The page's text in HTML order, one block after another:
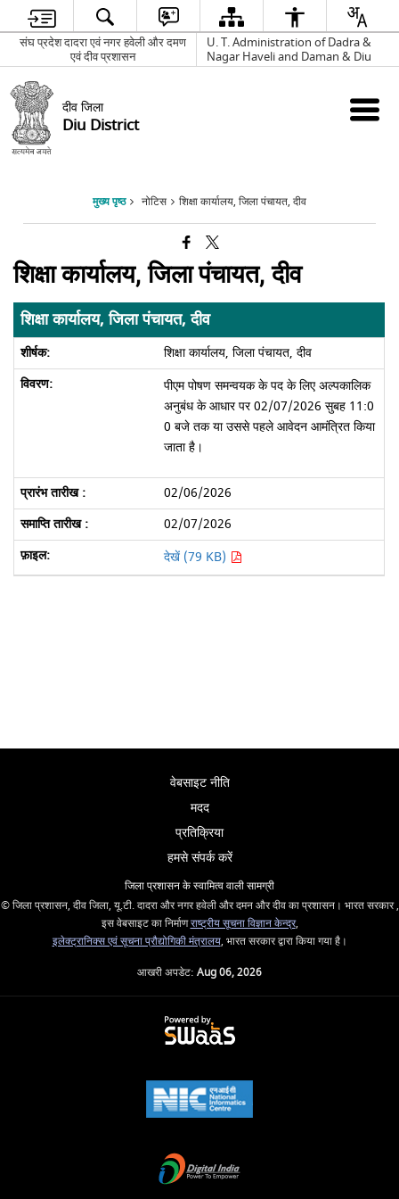
संघ प्रदेश दादरा एवं नगर हवेली और दमण
एवं दीव प्रशासन
U. T. Administration of Dadra &
Nagar Haveli and Daman & Diu
दीव जिला
Diu District
मुख्य पृष्ठ नोटिस शिक्षा कार्यालय, जिला पंचायत, दीव
शिक्षा कार्यालय, जिला पंचायत, दीव
शिक्षा कार्यालय, जिला पंचायत, दीव
शिक्षा कार्यालय, जिला पंचायत, दीव
पीएम पोषण समन्वयक के पद के लिए अल्पकालिक
अनुबंध के आधार पर 02/07/2026 सुबह 11:0
0 बजे तक या उससे पहले आवेदन आमंत्रित किया
जाता है।
02/06/2026
02/07/2026
देखें (79 KB)
वेबसाइट नीति
मदद
प्रतिक्रिया
हमसे संपर्क करें
जिला प्रशासन के स्वामित्व वाली सामग्री
© जिला प्रशासन, दीव जिला, यू.टी. दादरा और नगर हवेली और दमन और दीव का प्रशासन। भारत सरकार ,
इस वेबसाइट का निर्माणराष्ट्रीय सूचना विज्ञान केन्द्र,
इलेक्ट्रानिक्स एवं सूचना प्रौद्योगिकी मंत्रालय, भारत सरकार द्वारा किया गया है।
आखरी अपडेट: Aug 06, 2026